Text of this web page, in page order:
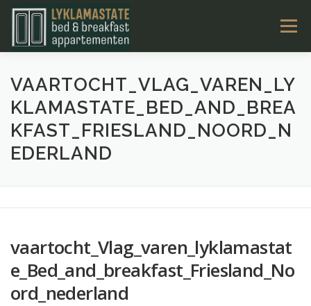
Ga
Menu
LYKLAMASTATE OVERNACHTEN KAMERS
TARIEVEN & BOEKEN ACTIVITEITEN CONTACT
VAARTOCHT_VLAG_VAREN_LY
KLAMASTATE_BED_AND_BREA
KFAST_FRIESLAND_NOORD_N
EDERLAND
vaartocht_Vlag_varen_lyklamastat
e_Bed_and_breakfast_Friesland_No
ord_nederland